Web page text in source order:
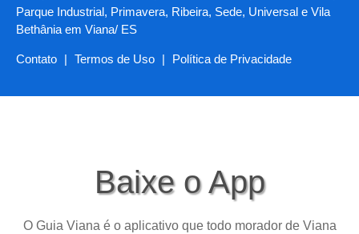
Parque Industrial, Primavera, Ribeira, Sede, Universal e Vila
Bethânia em Viana/ ES
Contato | Termos de Uso | Política de Privacidade
Baixe o App
O Guia Viana é o aplicativo que todo morador de Viana